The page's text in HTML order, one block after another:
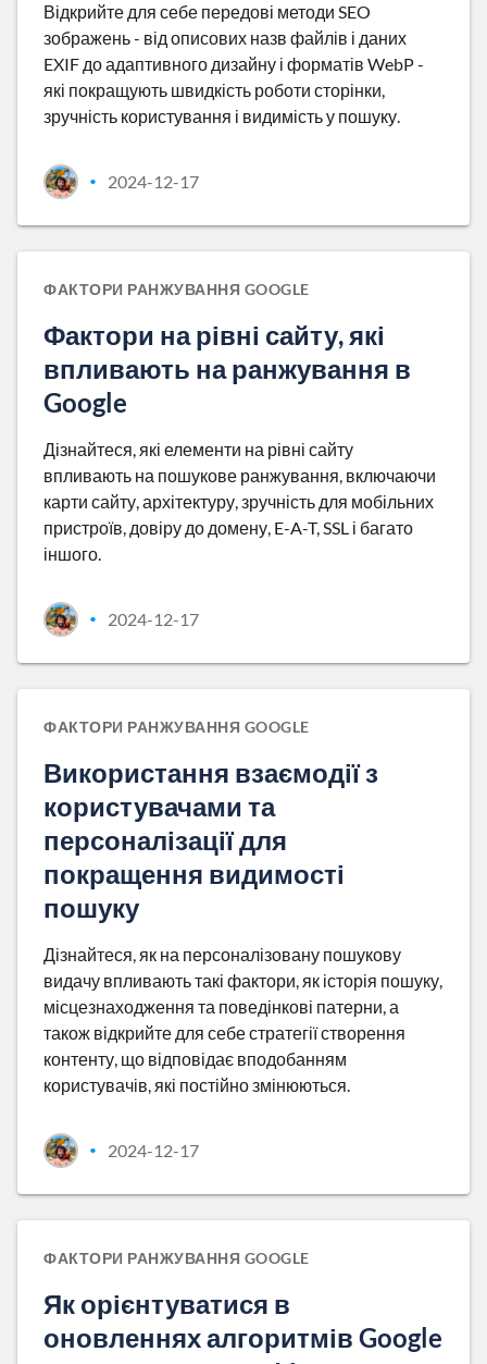
Відкрийте для себе передові методи SEO
зображень - від описових назв файлів і даних
EXIF до адаптивного дизайну і форматів WebP -
які покращують швидкість роботи сторінки,
зручність користування і видимість у пошуку.
• 2024-12-17
ФАКТОРИ РАНЖУВАННЯ GOOGLE
Фактори на рівні сайту, які
впливають на ранжування в
Google
Дізнайтеся, які елементи на рівні сайту
впливають на пошукове ранжування, включаючи
карти сайту, архітектуру, зручність для мобільних
пристроїв, довіру до домену, E-A-T, SSL і багато
іншого.
• 2024-12-17
ФАКТОРИ РАНЖУВАННЯ GOOGLE
Використання взаємодії з
користувачами та
персоналізації для
покращення видимості
пошуку
Дізнайтеся, як на персоналізовану пошукову
видачу впливають такі фактори, як історія пошуку,
місцезнаходження та поведінкові патерни, а
також відкрийте для себе стратегії створення
контенту, що відповідає вподобанням
користувачів, які постійно змінюються.
• 2024-12-17
ФАКТОРИ РАНЖУВАННЯ GOOGLE
Як орієнтуватися в
оновленнях алгоритмів Google